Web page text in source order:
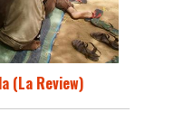
(La Review)